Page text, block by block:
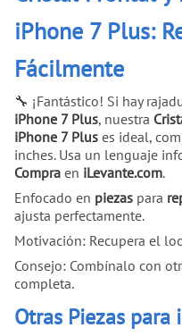
iPhone 7 Plus:
Fácilmente
🔧 ¡Fantástico! Si hay
iPhone 7 Plus, nuestra
iPhone 7 Plus es ideal,
inches. Usa un lenguaje
Compra en iLevante.com.
Enfocado en piezas para
ajusta perfectamente.
Motivación: Recupera el
Consejo: Combínalo con
completa.
Otras Piezas para